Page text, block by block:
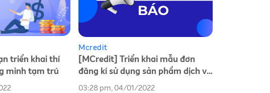
triển khai thí
minh tạm trú
Mcredit
[MCredit] Triển khai mẫu đơn
đăng kí sử dụng sản phẩm dịch vụ
mới
03:28 pm, 04/01/2022